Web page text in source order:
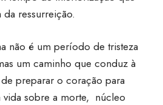
ressurreição.
não é um período de tristeza
um caminho que conduz à
preparar o coração para
vida sobre a morte, núcleo